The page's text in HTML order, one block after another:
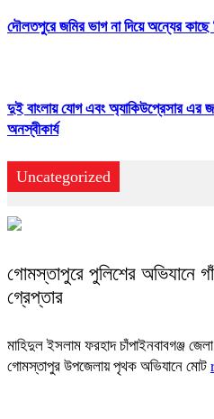
দৌলতপুরে জমির ভাগ না দিয়ে অন্যের
দুই বাংলায় যোগ এবং অ্যাকিউপ্রেসার এর
অনস্বীকার্য
Uncategorized
গোমস্তাপুরে পুলিশের অভিযানে
গ্রেপ্তার
মাহিদুল ইসলাম ফরহাদ চাঁপাইনবাবগঞ্জ জেলা
গোমস্তাপুর উপজেলায় পৃথক অভিযানে মোট